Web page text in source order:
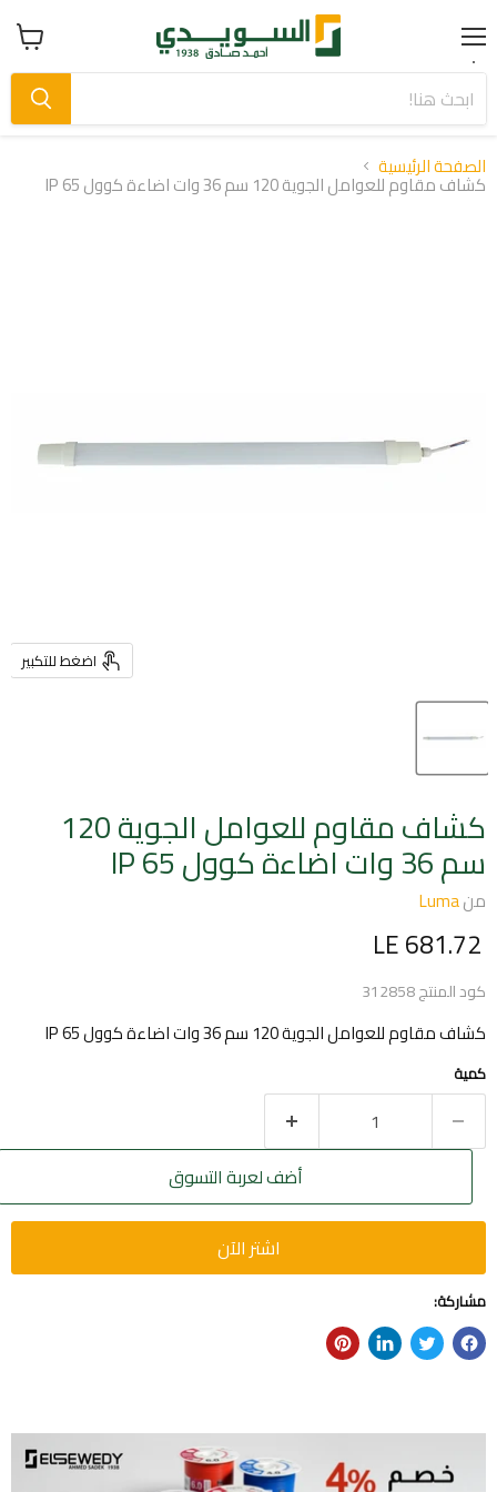
Menu عرض
سلة
الصفحة الرئيسية
كشاف مقاوم للعوامل الجوية 120 سم 36 وات اضاءة كوول IP 65
اضغط للتكبير
كشاف مقاوم للعوامل الجوية 120
سم 36 وات اضاءة كوول IP 65
منLuma
السعر الحالي
LE 681.72
كود المنتج312858
كشاف مقاوم للعوامل الجوية 120 سم 36 وات اضاءة كوول IP 65
كمية
أضف لعربة التسوق
اشتر الآن
مشاركة: